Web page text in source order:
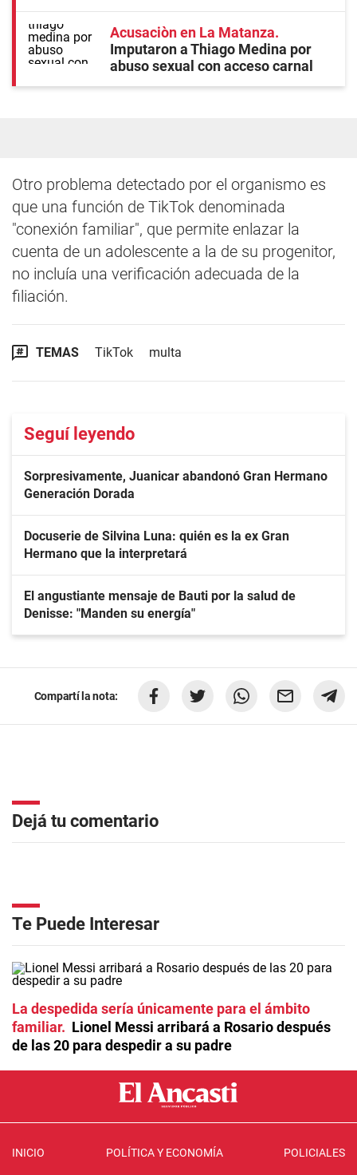
Acusaciòn en La Matanza
Imputaron a Thiago Medina por
abuso sexual con acceso carnal
Otro problema detectado por el organismo es
que una función de TikTok denominada
"conexión familiar", que permite enlazar la
cuenta de un adolescente a la de su progenitor,
no incluía una verificación adecuada de la
filiación.
TEMAS TikTok multa
Seguí leyendo
Sorpresivamente, Juanicar abandonó Gran Hermano
Generación Dorada
Docuserie de Silvina Luna: quién es la ex Gran
Hermano que la interpretará
El angustiante mensaje de Bauti por la salud de
Denisse: "Manden su energía"
Compartí la nota:
Dejá tu comentario
Te Puede Interesar
La despedida sería únicamente para el ámbito
familiar
Lionel Messi arribará a Rosario después
de las 20 para despedir a su padre
INICIO POLÍTICA Y ECONOMÍA POLICIALES